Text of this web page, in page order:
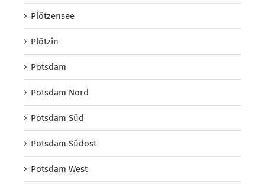
Plötzensee
Plötzin
Potsdam
Potsdam Nord
Potsdam Süd
Potsdam Südost
Potsdam West